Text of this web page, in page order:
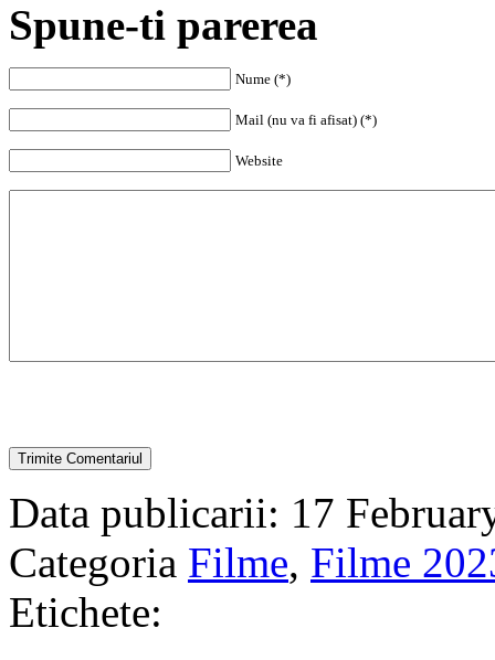
Spune-ti parerea
Nume (*)
Mail (nu va fi afisat) (*)
Website
Data publicarii: 17
Categoria Filme, Filme
Etichete: